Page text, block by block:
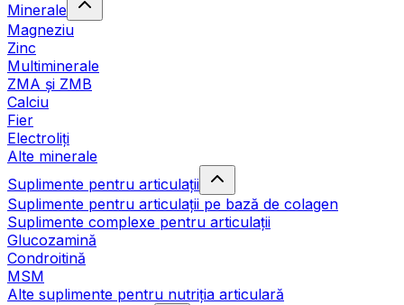
Minerale
Magneziu
Zinc
Multiminerale
ZMA și ZMB
Calciu
Fier
Electroliți
Alte minerale
Suplimente pentru articulații
Suplimente pentru articulații pe bază de colagen
Suplimente complexe pentru articulații
Glucozamină
Condroitină
MSM
Alte suplimente pentru nutriția articulară